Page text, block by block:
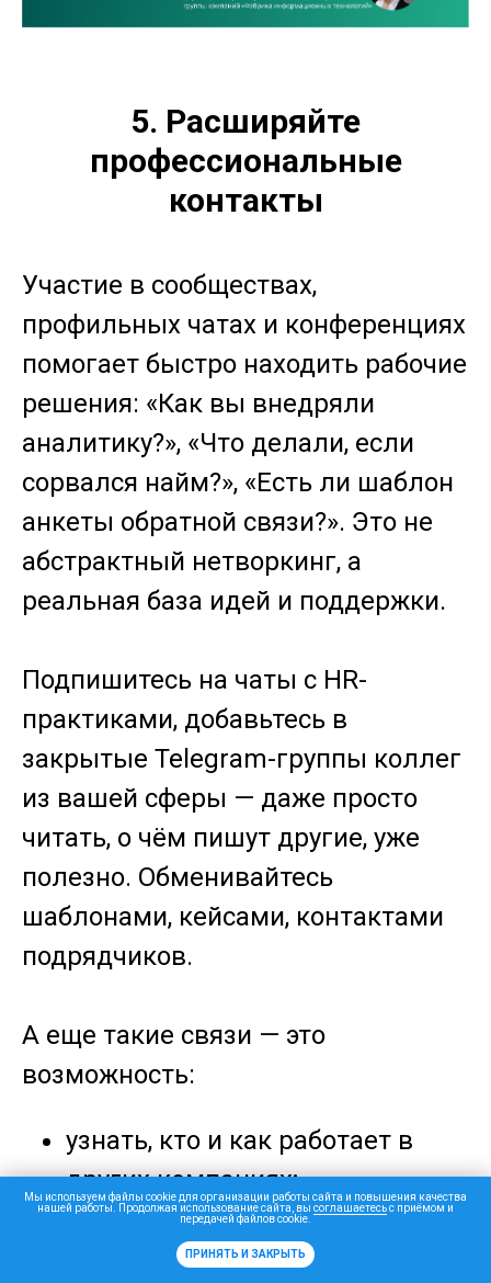
5. Расширяйте
профессиональные
контакты
Участие в сообществах,
профильных чатах и конференциях
помогает быстро находить рабочие
решения: «Как вы внедряли
аналитику?», «Что делали, если
сорвался найм?», «Есть ли шаблон
анкеты обратной связи?». Это не
абстрактный нетворкинг, а
реальная база идей и поддержки.
Подпишитесь на чаты с HR-
практиками, добавьтесь в
закрытые Telegram-группы коллег
из вашей сферы — даже просто
читать, о чём пишут другие, уже
полезно. Обменивайтесь
шаблонами, кейсами, контактами
подрядчиков.
А еще такие связи — это
возможность:
узнать, кто и как работает в
других компаниях;
найти наставника или
предложить менторство;
Мы используем файлы cookie для организации работы сайта и повышения качества
нашей работы. Продолжая использование сайта, вы соглашаетесьс приёмом и
передачей файлов cookie.
ПРИНЯТЬ И ЗАКРЫТЬ